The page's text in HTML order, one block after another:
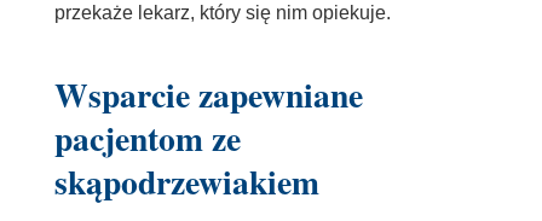
przekaże lekarz, który się nim opiekuje.
Wsparcie zapewniane
pacjentom ze
skąpodrzewiakiem